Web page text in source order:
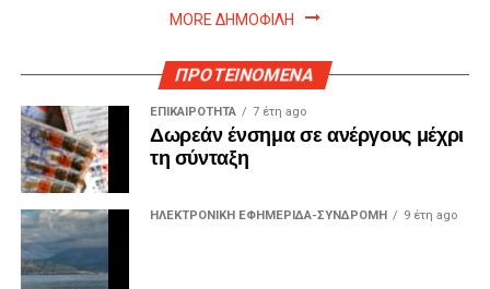
MORE ΔΗΜΟΦΙΛΗ
ΠΡΟΤΕΙΝΟΜΕΝΑ
ΕΠΙΚΑΙΡΟΤΗΤΑ 7 έτη ago
Δωρεάν ένσημα σε ανέργους μέχρι
τη σύνταξη
ΗΛΕΚΤΡΟΝΙΚΗ ΕΦΗΜΕΡΙΔΑ-ΣΥΝΔΡΟΜΗ 9 έτη ago